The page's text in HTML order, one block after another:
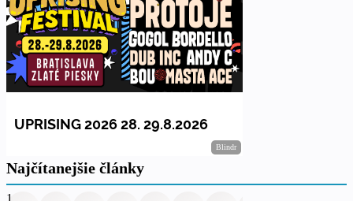
Najčítanejšie články
1.